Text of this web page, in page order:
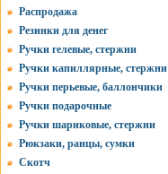
Распродажа
Резинки для денег
Ручки гелевые, стержни
Ручки капиллярные, стержни
Ручки перьевые, баллончики
Ручки подарочные
Ручки шариковые, стержни
Рюкзаки, ранцы, сумки
Скотч